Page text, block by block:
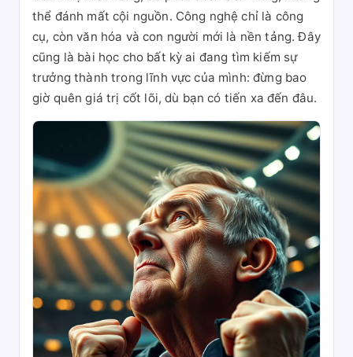
thể đánh mất cội nguồn. Công nghệ chỉ là công
cụ, còn văn hóa và con người mới là nền tảng. Đây
cũng là bài học cho bất kỳ ai đang tìm kiếm sự
trưởng thành trong lĩnh vực của mình: đừng bao
giờ quên giá trị cốt lõi, dù bạn có tiến xa đến đâu.